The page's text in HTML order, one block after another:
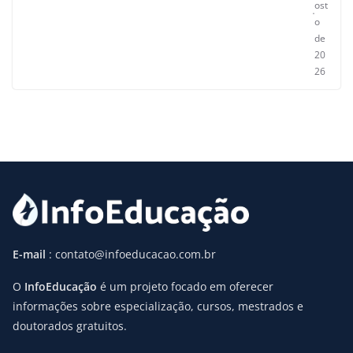
ost
o
de
20
26
E-mail : contato@infoeducacao.com.br
O InfoEducação é um projeto focado em oferecer
informações sobre especialização, cursos, mestrados e
doutorados gratuitos.